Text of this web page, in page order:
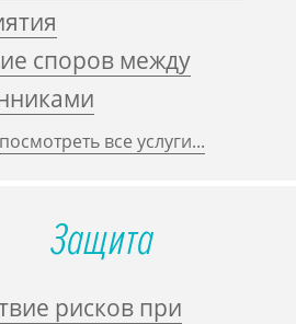
споров между
посмотреть все услуги...
Защита
рисков при